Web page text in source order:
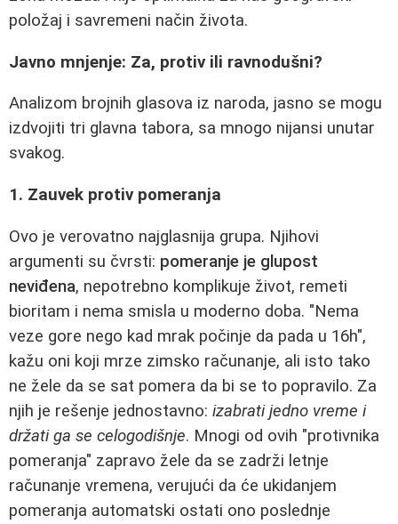
položaj i savremeni način života.
Javno mnjenje: Za, protiv ili ravnodušni?
Analizom brojnih glasova iz naroda, jasno se mogu
izdvojiti tri glavna tabora, sa mnogo nijansi unutar
svakog.
1. Zauvek protiv pomeranja
Ovo je verovatno najglasnija grupa. Njihovi
argumenti su čvrsti: pomeranje je glupost
neviđena, nepotrebno komplikuje život, remeti
bioritam i nema smisla u moderno doba. "Nema
veze gore nego kad mrak počinje da pada u 16h",
kažu oni koji mrze zimsko računanje, ali isto tako
ne žele da se sat pomera da bi se to popravilo. Za
njih je rešenje jednostavno: izabrati jedno vreme i
držati ga se celogodišnje. Mnogi od ovih "protivnika
pomeranja" zapravo žele da se zadrži letnje
računanje vremena, verujući da će ukidanjem
pomeranja automatski ostati ono poslednje